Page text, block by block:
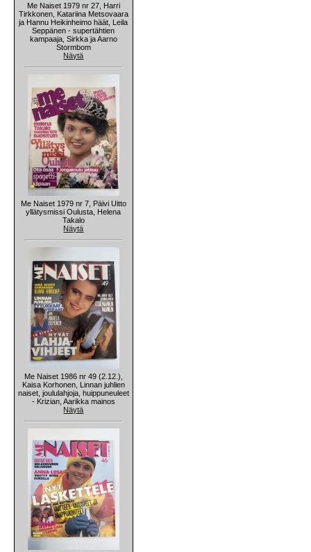
Me Naiset 1979 nr 27, Harri
Tirkkonen, Katariina Metsovaara
ja Hannu Heikinheimo häät, Leila
Seppänen - supertähtien
kampaaja, Sirkka ja Aarno
Stormbom
Näytä
Me Naiset 1979 nr 7, Päivi Uitto
yllätysmissi Oulusta, Helena
Takalo
Näytä
Me Naiset 1986 nr 49 (2.12.),
Kaisa Korhonen, Linnan juhlien
naiset, joululahjoja, huippuneuleet
- Krizian, Aarikka mainos
Näytä